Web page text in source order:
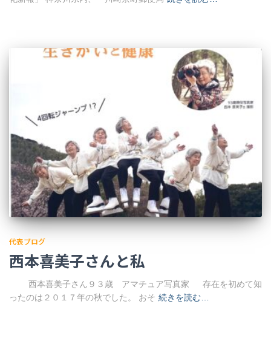
代表ブログ
西本喜美子さんと私
西本喜美子さん９３歳 アマチュア写真家 存在を初めて知
ったのは２０１７年の秋でした。 おそ 続きを読む…